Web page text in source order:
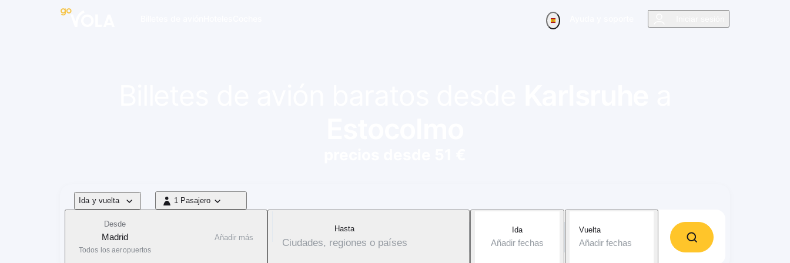
Tipo de vuelo
Ida y vuelta 1 Pasajero
1 Pasajero
Desde
Madrid
Todos los aeropuertos
Añadir más
Hasta
Ciudades, regiones o países
Ida
Añadir fechas
Vuelta
Añadir fechas